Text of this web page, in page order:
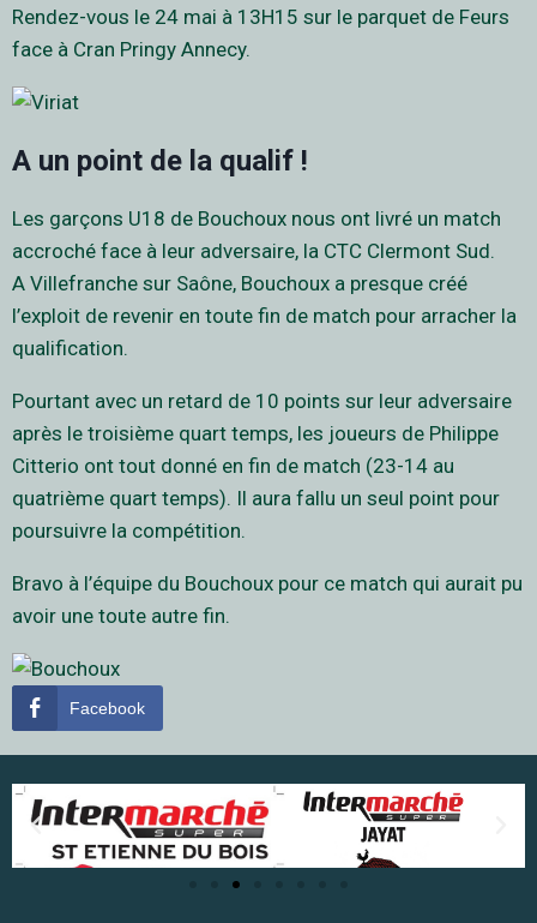
Rendez-vous le 24 mai à 13H15 sur le parquet de Feurs
face à Cran Pringy Annecy.
A un point de la qualif !
Les garçons U18 de Bouchoux nous ont livré un match
accroché face à leur adversaire, la CTC Clermont Sud.
A Villefranche sur Saône, Bouchoux a presque créé
l’exploit de revenir en toute fin de match pour arracher la
qualification.
Pourtant avec un retard de 10 points sur leur adversaire
après le troisième quart temps, les joueurs de Philippe
Citterio ont tout donné en fin de match (23-14 au
quatrième quart temps). Il aura fallu un seul point pour
poursuivre la compétition.
Bravo à l’équipe du Bouchoux pour ce match qui aurait pu
avoir une toute autre fin.
Facebook